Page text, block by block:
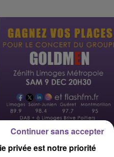
privée est notre priorité
Continuer sans accepter